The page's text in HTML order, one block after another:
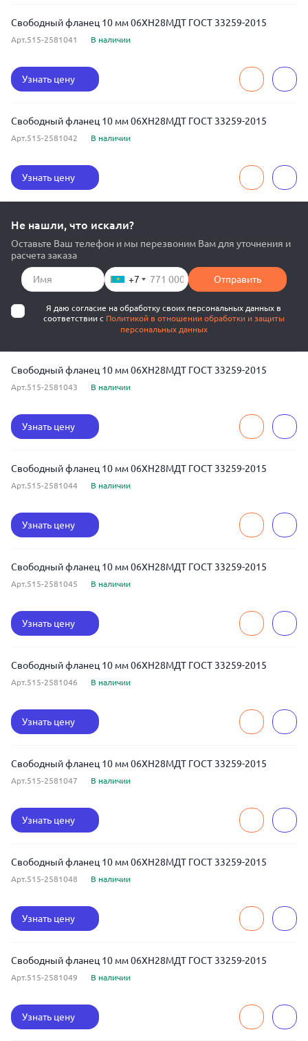
Свободный фланец 10 мм 06ХН28МДТ ГОСТ 33259-2015
Арт.515-2581041 В наличии
Узнать цену
Свободный фланец 10 мм 06ХН28МДТ ГОСТ 33259-2015
Арт.515-2581042 В наличии
Узнать цену
Не нашли, что искали?
Оставьте Ваш телефон и мы перезвоним Вам для уточнения и
расчета заказа
+7 Отправить
Я даю согласие на обработку своих персональных данных в
соответствии с Политикой в отношении обработки и защиты
персональных данных
Свободный фланец 10 мм 06ХН28МДТ ГОСТ 33259-2015
Арт.515-2581043 В наличии
Узнать цену
Свободный фланец 10 мм 06ХН28МДТ ГОСТ 33259-2015
Арт.515-2581044 В наличии
Узнать цену
Свободный фланец 10 мм 06ХН28МДТ ГОСТ 33259-2015
Арт.515-2581045 В наличии
Узнать цену
Свободный фланец 10 мм 06ХН28МДТ ГОСТ 33259-2015
Арт.515-2581046 В наличии
Узнать цену
Свободный фланец 10 мм 06ХН28МДТ ГОСТ 33259-2015
Арт.515-2581047 В наличии
Узнать цену
Свободный фланец 10 мм 06ХН28МДТ ГОСТ 33259-2015
Арт.515-2581048 В наличии
Узнать цену
Свободный фланец 10 мм 06ХН28МДТ ГОСТ 33259-2015
Арт.515-2581049 В наличии
Узнать цену